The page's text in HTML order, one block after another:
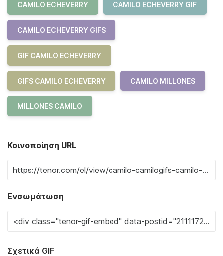
CAMILO ECHEVERRY CAMILO ECHEVERRY GIF
CAMILO ECHEVERRY GIFS
GIF CAMILO ECHEVERRY
GIFS CAMILO ECHEVERRY CAMILO MILLONES
MILLONES CAMILO
Κοινοποίηση URL
Ενσωμάτωση
Σχετικά GIF